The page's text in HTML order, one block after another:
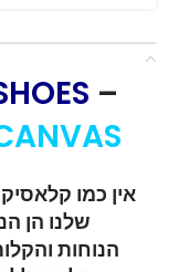
–
אין כמו
שלנו הן
הנוחות